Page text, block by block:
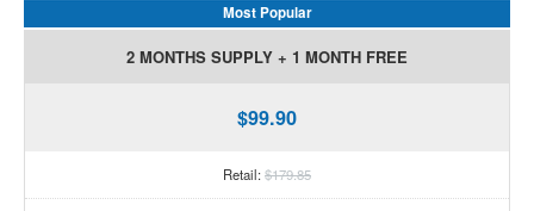
Most Popular
2 MONTHS SUPPLY + 1 MONTH FREE
$99.90
Retail:$179.85